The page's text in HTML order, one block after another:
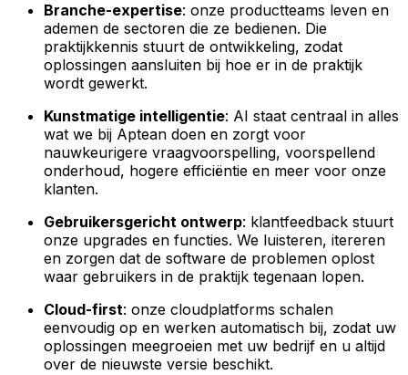
Branche-expertise: onze productteams leven en
ademen de sectoren die ze bedienen. Die
praktijkkennis stuurt de ontwikkeling, zodat
oplossingen aansluiten bij hoe er in de praktijk
wordt gewerkt.
Kunstmatige intelligentie: AI staat centraal in alles
wat we bij Aptean doen en zorgt voor
nauwkeurigere vraagvoorspelling, voorspellend
onderhoud, hogere efficiëntie en meer voor onze
klanten.
Gebruikersgericht ontwerp: klantfeedback stuurt
onze upgrades en functies. We luisteren, itereren
en zorgen dat de software de problemen oplost
waar gebruikers in de praktijk tegenaan lopen.
Cloud-first: onze cloudplatforms schalen
eenvoudig op en werken automatisch bij, zodat uw
oplossingen meegroeien met uw bedrijf en u altijd
over de nieuwste versie beschikt.